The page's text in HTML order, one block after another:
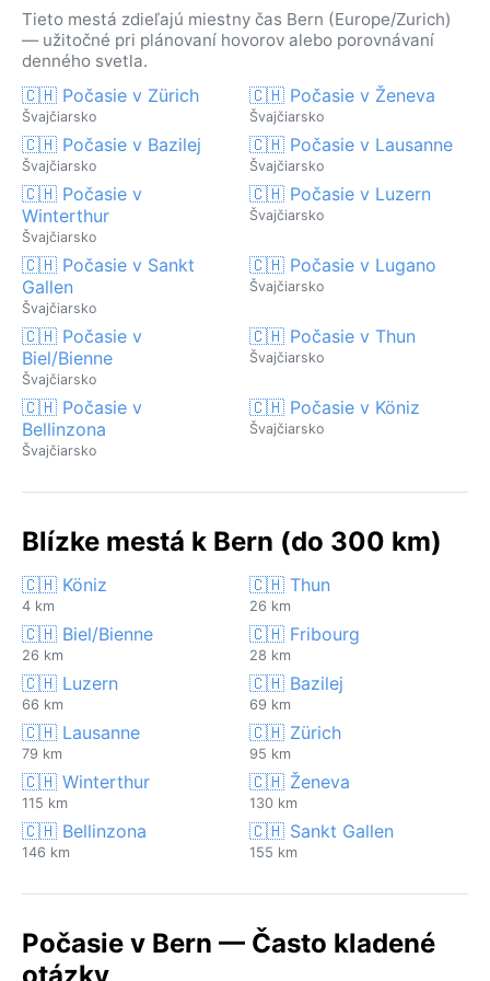
Tieto mestá zdieľajú miestny čas Bern (Europe/Zurich)
— užitočné pri plánovaní hovorov alebo porovnávaní
denného svetla.
🇨🇭 Počasie v Zürich
Švajčiarsko
🇨🇭 Počasie v Ženeva
Švajčiarsko
🇨🇭 Počasie v Bazilej
Švajčiarsko
🇨🇭 Počasie v Lausanne
Švajčiarsko
🇨🇭 Počasie v
Winterthur
Švajčiarsko
🇨🇭 Počasie v Luzern
Švajčiarsko
🇨🇭 Počasie v Sankt
Gallen
Švajčiarsko
🇨🇭 Počasie v Lugano
Švajčiarsko
🇨🇭 Počasie v
Biel/Bienne
Švajčiarsko
🇨🇭 Počasie v Thun
Švajčiarsko
🇨🇭 Počasie v
Bellinzona
Švajčiarsko
🇨🇭 Počasie v Köniz
Švajčiarsko
Blízke mestá k Bern (do 300 km)
🇨🇭 Köniz
4 km
🇨🇭 Thun
26 km
🇨🇭 Biel/Bienne
26 km
🇨🇭 Fribourg
28 km
🇨🇭 Luzern
66 km
🇨🇭 Bazilej
69 km
🇨🇭 Lausanne
79 km
🇨🇭 Zürich
95 km
🇨🇭 Winterthur
115 km
🇨🇭 Ženeva
130 km
🇨🇭 Bellinzona
146 km
🇨🇭 Sankt Gallen
155 km
Počasie v Bern — Často kladené